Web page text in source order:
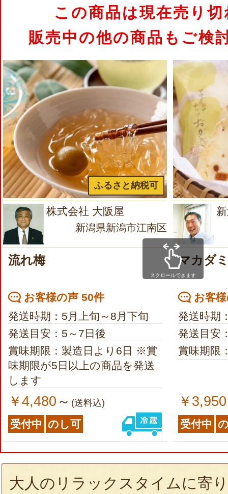
この商品は現在売り
販売中の他の商品もご検
ふるさと納税可
株式会社 大阪屋
新潟県新潟市江南区
流れ梅
お客様の声 50件
発送時期：5月上旬～8月下旬
発送目安：5～7日後
賞味期限：製造日より6日 ※賞
味期限が5日以上の商品を発送
します
￥4,480 ～ (送料込)
受付中 のし可
マカダ
お客
発送時期
発送目安
賞味期限
￥3,950
受付中
スクロールできます
大人のリラックスタイムに寄